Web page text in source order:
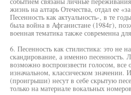
жизнь на алтарь Отечества, отдал ее
Песенность как актуальность-, в те
была война в Афганистане (1984г),
военная тематика также современна
6. Песенность как стилистика: это не
скандирование, а именно песенность.
возможно воспроизвести голосом,
изначальном, классическом значении.
(проигрыши) несут в себе скрытую
только на материале вокальных